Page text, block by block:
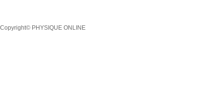
Copyright© PHYSIQUE ONLINE